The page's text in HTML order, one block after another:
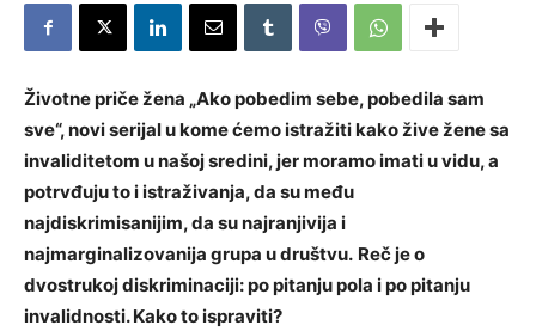
Životne priče žena „Ako pobedim sebe, pobedila sam
sve“, novi serijal u kome ćemo istražiti kako žive žene sa
invaliditetom u našoj sredini, jer moramo imati u vidu, a
potrvđuju to i istraživanja, da su među
najdiskrimisanijim, da su najranjivija i
najmarginalizovanija grupa u društvu. Reč je o
dvostrukoj diskriminaciji: po pitanju pola i po pitanju
invalidnosti. Kako to ispraviti?